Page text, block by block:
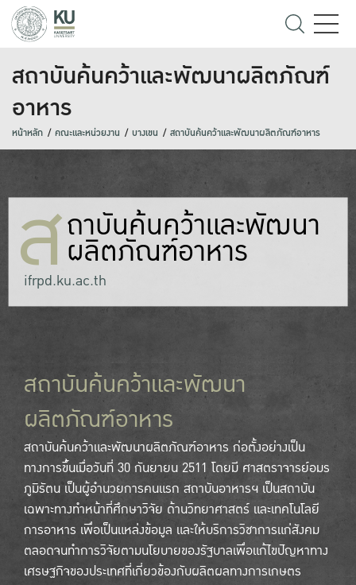
สถาบันค้นคว้าและพัฒนาผลิตภัณฑ์
อาหาร
หน้าหลัก คณะและหน่วยงาน บางเขน สถาบันค้นคว้าและพัฒนาผลิตภัณฑ์อาหาร
สถาบันค้นคว้าและพัฒนา
ผลิตภัณฑ์อาหาร
ifrpd.ku.ac.th
สถาบันค้นคว้าและพัฒนา
ผลิตภัณฑ์อาหาร
สถาบันค้นคว้าและพัฒนาผลิตภัณฑ์อาหาร ก่อตั้งอย่างเป็น
ทางการขึ้นเมื่อวันที่ 30 กันยายน 2511 โดยมี ศาสตราจารย์อมร
ภูมิรัตน เป็นผู้อำนวยการคนแรก สถาบันอาหารฯ เป็นสถาบัน
เฉพาะทางทำหน้าที่ศึกษาวิจัย ด้านวิทยาศาสตร์ และเทคโนโลยี
การอาหาร เพื่อเป็นแหล่งข้อมูล และให้บริการวิชาการแก่สังคม
ตลอดจนทำการวิจัยตามนโยบายของรัฐบาลเพื่อแก้ไขปัญหาทาง
เศรษฐกิจของประเทศที่เกี่ยวข้องกับผลิตผลทางการเกษตร